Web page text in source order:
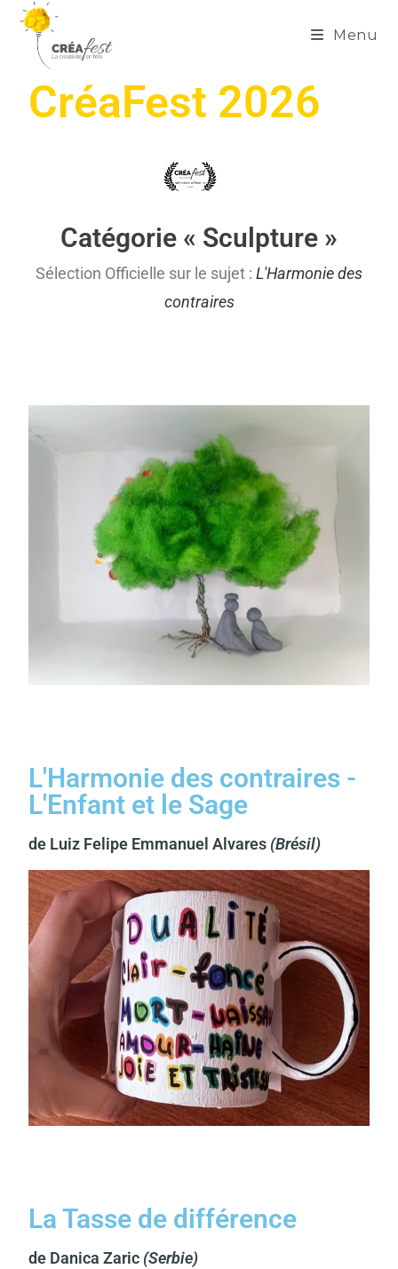
Menu
CréaFest 2026
Catégorie « Sculpture »
Sélection Officielle sur le sujet : L'Harmonie des
contraires
L'Harmonie des contraires -
L'Enfant et le Sage
de Luiz Felipe Emmanuel Alvares (Brésil)
La Tasse de différence
de Danica Zaric (Serbie)